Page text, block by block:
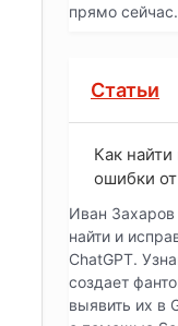
прямо сейчас.
Статьи
Как
ошибки
Иван Захаров
найти и
ChatGPT.
создает
выявить их в